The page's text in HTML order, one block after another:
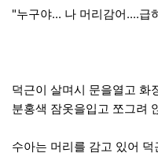
"누구야... 나 머리감어....급
덕근이 살며시 문을열고 화
분홍색 잠옷을입고 쪼그려
수아는 머리를 감고 있어